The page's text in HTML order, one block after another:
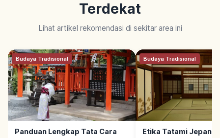
Terdekat
Lihat artikel rekomendasi di sekitar area ini
Budaya Tradisional
Panduan Lengkap Tata Cara
Budaya Tradisional
Etika Tatami